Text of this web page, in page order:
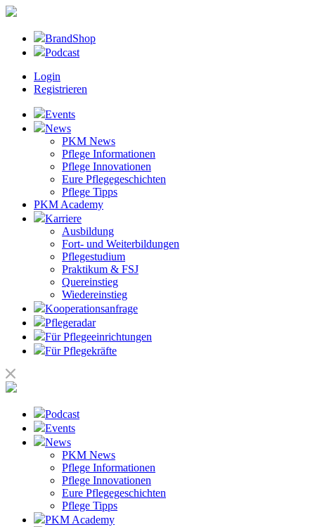
BrandShop
Podcast
Login
Registrieren
Events
News
PKM News
Pflege Informationen
Pflege Innovationen
Eure Pflegegeschichten
Pflege Tipps
PKM Academy
Karriere
Ausbildung
Fort- und Weiterbildungen
Pflegestudium
Praktikum & FSJ
Quereinstieg
Wiedereinstieg
Kooperationsanfrage
Pflegeradar
Für Pflegeeinrichtungen
Für Pflegekräfte
Podcast
Events
News
PKM News
Pflege Informationen
Pflege Innovationen
Eure Pflegegeschichten
Pflege Tipps
PKM Academy